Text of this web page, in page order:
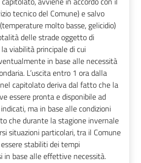
tecnico del Comune) e salvo
molto basse, gelicidio)
delle strade oggetto di
viabilità principale di cui
in base alle necessità
L’uscita entro 1 ora dalla
capitolato deriva dal fatto che la
essere pronta e disponibile ad
ma in base alle condizioni
che durante la stagione invernale
situazioni particolari, tra il Comune
stabiliti dei tempi
in base alle effettive necessità.